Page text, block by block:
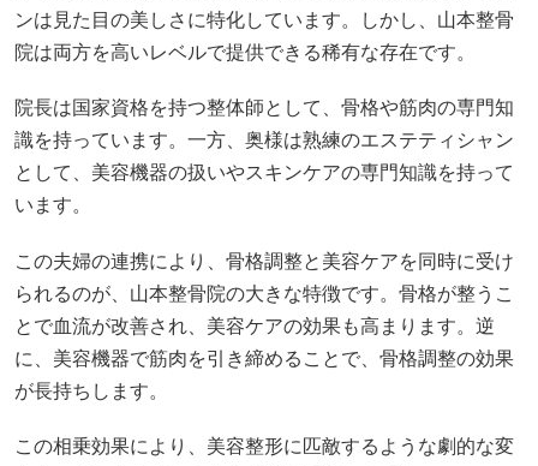
ンは見た目の美しさに特化しています。しかし、山本整骨
院は両方を高いレベルで提供できる稀有な存在です。
院長は国家資格を持つ整体師として、骨格や筋肉の専門知
識を持っています。一方、奥様は熟練のエステティシャン
として、美容機器の扱いやスキンケアの専門知識を持って
います。
この夫婦の連携により、骨格調整と美容ケアを同時に受け
られるのが、山本整骨院の大きな特徴です。骨格が整うこ
とで血流が改善され、美容ケアの効果も高まります。逆
に、美容機器で筋肉を引き締めることで、骨格調整の効果
が長持ちします。
この相乗効果により、美容整形に匹敵するような劇的な変